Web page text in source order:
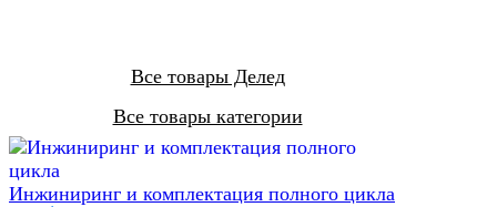
Все товары Делед
Все товары категории
Инжиниринг и комплектация полного цикла